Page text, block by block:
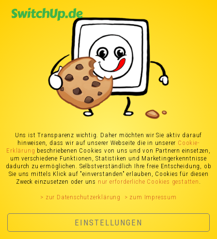
Uns ist Transparenz wichtig. Daher möchten wir Sie aktiv darauf
hinweisen, dass wir auf unserer Webseite die in unserer Cookie-
Erklärung beschriebenen Cookies von uns und von Partnern einsetzen,
um verschiedene Funktionen, Statistiken und Marketingerkenntnisse
dadurch zu ermöglichen. Selbstverständlich Ihre freie Entscheidung, ob
Sie uns mittels Klick auf "einverstanden" erlauben, Cookies für diesen
Zweck einzusetzen oder uns nur erforderliche Cookies gestatten .
> zur Datenschutzerklärung > zum Impressum
EINSTELLUNGEN
Stromtarife vergleichen
Stromtarifvergleich
im Überblick
Stromtarif
Neuigkeiten
Stromtarife vergleichen,
ohne in eine Stolperfalle zu treten
Stromtarife vergleichen mag auf den ersten Blick
einfach erscheinen. Wäre da nicht zahlreiche
Fallstricke beim Stromtarifvergleich, die erst auf
den zweiten Blick sichtbar werden.